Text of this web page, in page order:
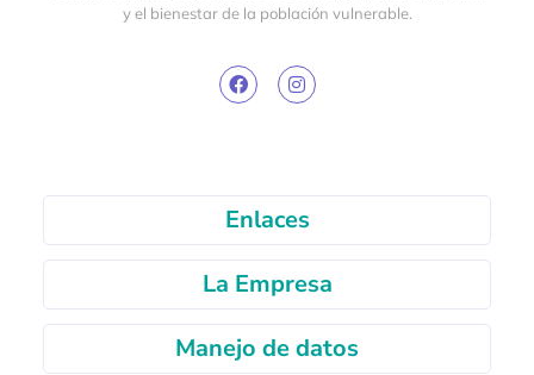
y el bienestar de la población vulnerable.
Enlaces
La Empresa
Manejo de datos